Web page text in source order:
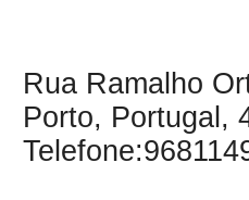
Rua Ramalho
Porto, Portugal,